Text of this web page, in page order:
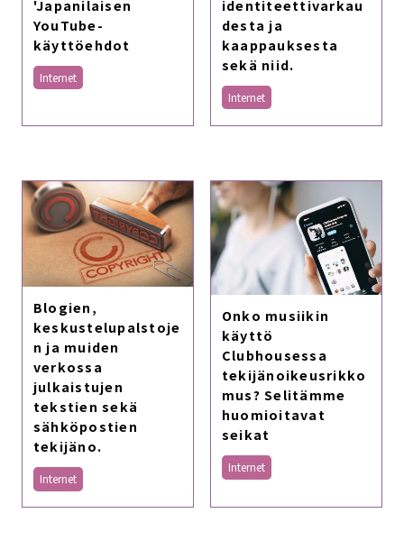
'Japanilaisen
YouTube-
käyttöehdot
Internet
identiteettivarkau
desta ja
kaappauksesta
sekä niid.
Internet
Blogien,
keskustelupalstoje
n ja muiden
verkossa
julkaistujen
tekstien sekä
sähköpostien
tekijäno.
Internet
Onko musiikin
käyttö
Clubhousessa
tekijänoikeusrikko
mus? Selitämme
huomioitavat
seikat
Internet